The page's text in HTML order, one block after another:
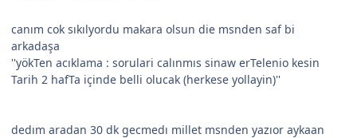
canım cok sıkılyordu makara olsun die msnden saf bi
arkadaşa
''yökTen acıklama : sorulari calınmıs sinaw erTelenio kesin
Tarih 2 hafTa içinde belli olucak (herkese yollayin)''
dedım aradan 30 dk gecmedı millet msnden yazıor aykaan